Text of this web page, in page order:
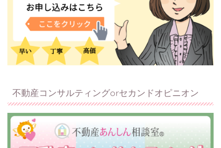
不動産コンサルティングorセカンドオピニオン